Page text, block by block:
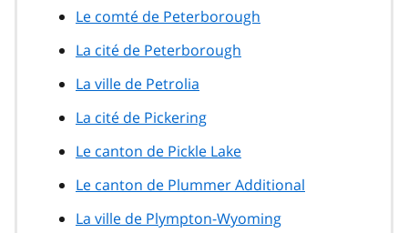
Le comté de Peterborough
La cité de Peterborough
La ville de Petrolia
La cité de Pickering
Le canton de Pickle Lake
Le canton de Plummer Additional
La ville de Plympton-Wyoming